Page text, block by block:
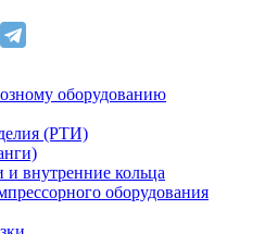
оборудованию
(РТИ)
внутренние кольца
оборудования